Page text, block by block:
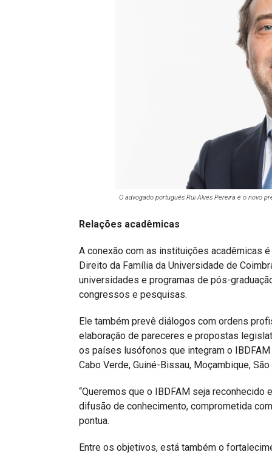
O advogado português Rui Alves Pereira é o novo
Relações acadêmicas
A conexão com as instituições acadêmicas
Direito da Família da Universidade de
universidades e programas de pós-
congressos e pesquisas.
Ele também prevê diálogos com ordens
elaboração de pareceres e propostas
os países lusófonos que integram o
Cabo Verde, Guiné-Bissau, Moçambique,
“Queremos que o IBDFAM seja
difusão de conhecimento, comprometida
pontua.
Entre os objetivos, está também o